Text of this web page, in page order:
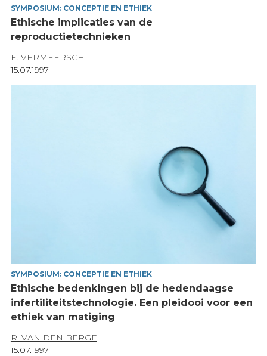
SYMPOSIUM: CONCEPTIE EN ETHIEK
Ethische implicaties van de
reproductietechnieken
E. VERMEERSCH
15.07.1997
SYMPOSIUM: CONCEPTIE EN ETHIEK
Ethische bedenkingen bij de hedendaagse
infertiliteitstechnologie. Een pleidooi voor een
ethiek van matiging
R. VAN DEN BERGE
15.07.1997